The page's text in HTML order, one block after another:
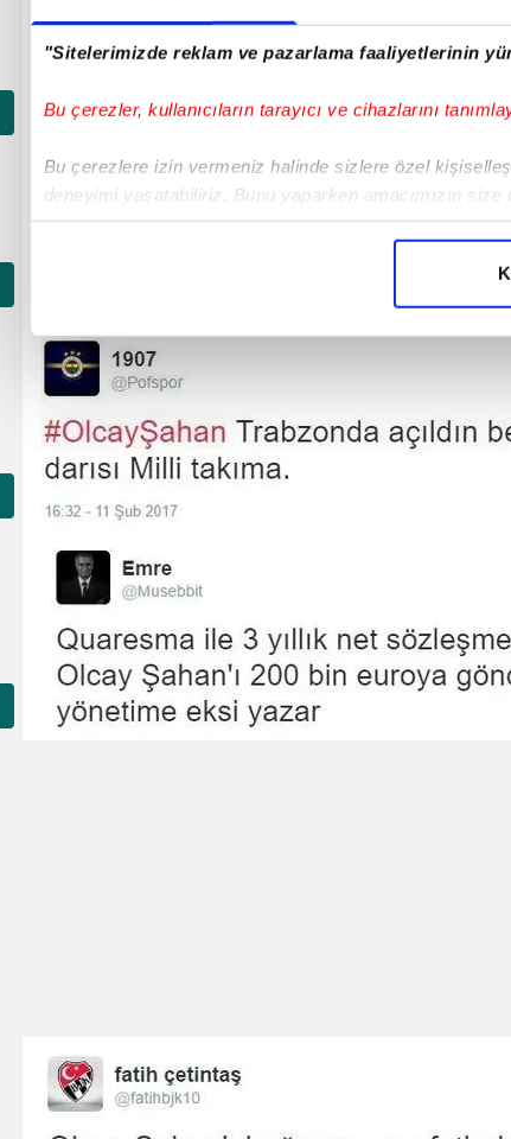
"Sitelerimizde reklam ve pazarlama faaliyetlerinin
Bu çerezler, kullanıcıların tarayıcı ve cihazlarını
Bu çerezlere izin vermeniz halinde sizlere özel
deneyimi yaşatabiliriz. Bunu yaparken amacımızın
içerikleri sunabilmek adına elimizden gelen çabayı
Her halükârda, kullanıcılar, bu çerezlere izin
Sizlere daha iyi bir hizmet sunabilmek için İnternet
çerezler vasıtasıyla çeşitli kişisel verileriniz işlenmekte
amacıyla kullanılmaktadır. Diğer çerezler, sitemizin
reklam/pazarlama faaliyetlerinin yapılması, amaçlarıyla
Çerezlere ilişkin tercihlerinizi aşağıda yer alan panel
6698 sayılı Kişisel Verilerin Korunması Kanunu
mevzuata uygun olarak kullanılan çerezlerle ilgili bilgi